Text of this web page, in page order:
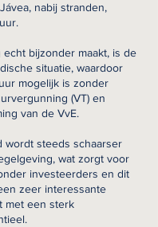
nabij stranden,
bijzonder maakt, is de
situatie, waardoor
mogelijk is zonder
(VT) en
van de VvE.
wordt steeds schaarser
wat zorgt voor
investeerders en dit
zeer interessante
met een sterk